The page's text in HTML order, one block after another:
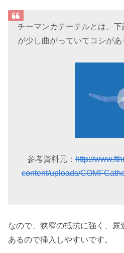
チーマンカテーテルとは、
が少し曲がっていてコシがあ
参考資料元：http://
content/uploads/
なので、狭窄の抵抗に強く、尿
あるので挿入しやすいです。